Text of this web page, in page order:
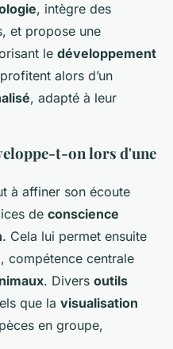
, intègre des
et propose une
le développement
alors d’un
, adapté à leur
t-on lors d'une
à affiner son écoute
de conscience
. Cela lui permet ensuite
, compétence centrale
. Divers outils
que la visualisation
en groupe,